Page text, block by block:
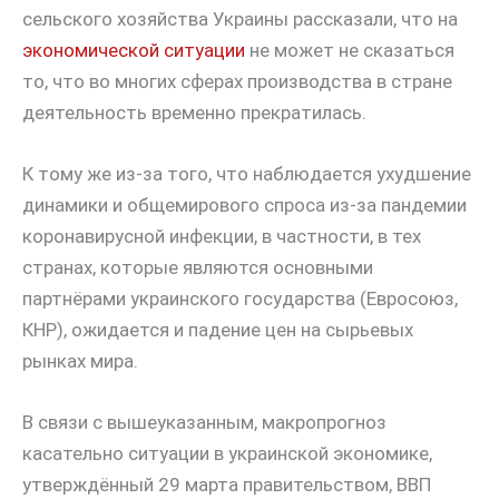
сельского хозяйства Украины рассказали, что на
экономической ситуации не может не сказаться
то, что во многих сферах производства в стране
деятельность временно прекратилась.
К тому же из-за того, что наблюдается ухудшение
динамики и общемирового спроса из-за пандемии
коронавирусной инфекции, в частности, в тех
странах, которые являются основными
партнёрами украинского государства (Евросоюз,
КНР), ожидается и падение цен на сырьевых
рынках мира.
В связи с вышеуказанным, макропрогноз
касательно ситуации в украинской экономике,
утверждённый 29 марта правительством, ВВП